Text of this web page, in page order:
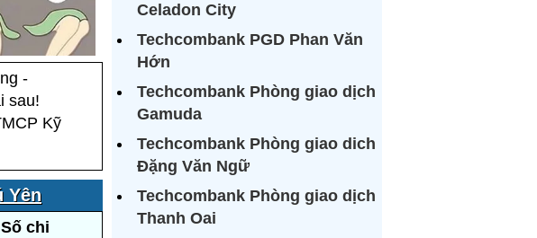
-
sau!
Kỹ
Yên
Số chi
Celadon City
Techcombank PGD Phan Văn
Hớn
Techcombank Phòng giao dịch
Gamuda
Techcombank Phòng giao dich
Đặng Văn Ngữ
Techcombank Phòng giao dịch
Thanh Oai